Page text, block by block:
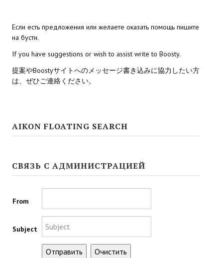
GTA 5
Kingdoms of Amalur: Reckoning
Mass Effect Andromeda
Sims 3
Star Wars Jedi Knight: Dark Force II
Star Wars Knights of the Old Republic 2
Titan Quest Immortal Throne
Если есть предложения или желаете оказать помощь пишите
на бусти.
If you have suggestions or wish to assist write to Boosty.
提案やBoostyサイトへのメッセージ書き込みに協力したい方
は、ぜひご連絡ください。
AIKON FLOATING SEARCH
СВЯЗЬ С АДМИНИСТРАЦИЕЙ
From
Subject